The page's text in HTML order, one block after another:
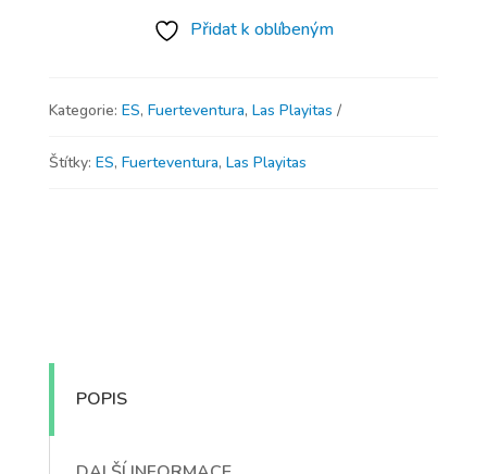
Přidat k oblíbeným
Kategorie: ES, Fuerteventura, Las Playitas
Štítky: ES, Fuerteventura, Las Playitas
POPIS